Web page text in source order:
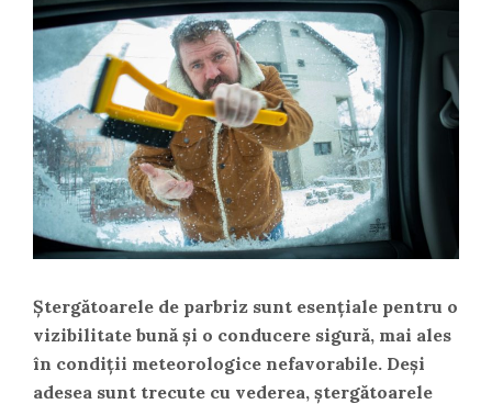
Ștergătoarele de parbriz sunt esențiale pentru o
vizibilitate bună și o conducere sigură, mai ales
în condiții meteorologice nefavorabile. Deși
adesea sunt trecute cu vederea, ștergătoarele